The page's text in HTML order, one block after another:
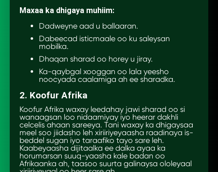
Maxaa ka dhigaya muhiim:
Dadweyne aad u ballaaran.
Dabeecad isticmaale oo ku saleysan
mobilka.
Dhaqan sharad oo horey u jiray.
Ka-qaybgal xooggan oo lala yeesho
noocyada caalamiga ah ee sharadka.
2. Koofur Afrika
Koofur Afrika waxay leedahay jawi sharad oo si
wanaagsan loo nidaamiyay iyo heerar dakhli
celcelis ahaan sareeya. Tani waxay ka dhigaysaa
meel soo jiidasho leh xiriiriyeyaasha raadinaya is-
beddel sugan iyo taraafiko tayo sare leh.
Kaabeyaasha dijitaalka ee dalka ayaa ka
horumarsan suuq-yaasha kale badan oo
Afrikaanka ah, taasoo suurta galinaysa ololeyaal